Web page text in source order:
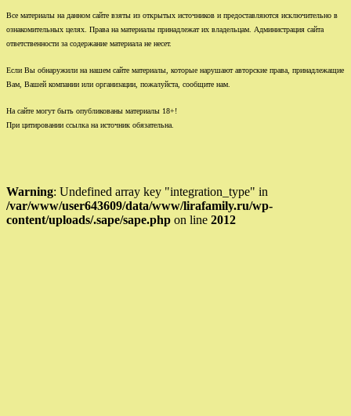
Все материалы на данном сайте взяты из открытых источников и предоставляются исключительно в
ознакомительных целях. Права на материалы принадлежат их владельцам. Администрация сайта
ответственности за содержание материала не несет.
Если Вы обнаружили на нашем сайте материалы, которые нарушают авторские права, принадлежащие
Вам, Вашей компании или организации, пожалуйста, сообщите нам.
На сайте могут быть опубликованы материалы 18+!
При цитировании ссылка на источник обязательна.
Warning: Undefined array key "integration_type" in
/var/www/user643609/data/www/lirafamily.ru/wp-
content/uploads/.sape/sape.php on line 2012